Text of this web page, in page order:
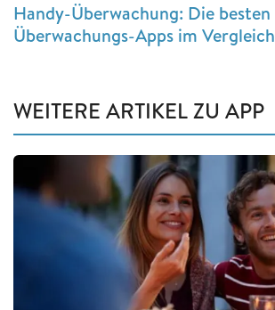
Handy-Überwachung: Die besten
Überwachungs-Apps im Vergleich
WEITERE ARTIKEL ZU APP